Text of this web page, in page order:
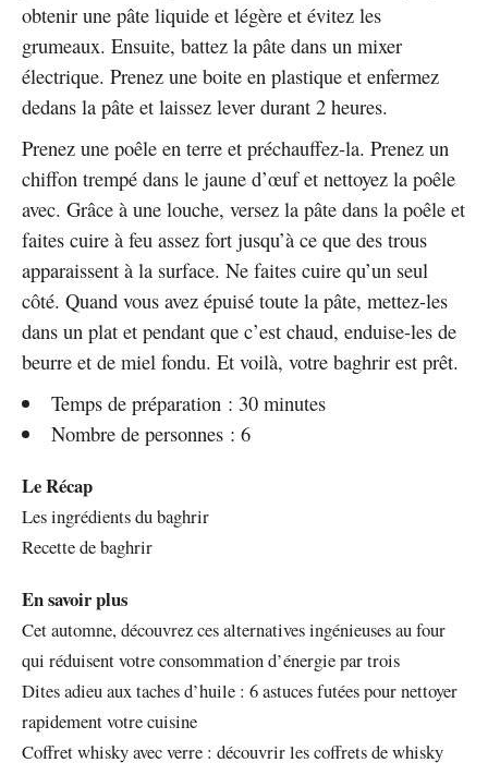
obtenir une pâte liquide et légère et évitez les
grumeaux. Ensuite, battez la pâte dans un mixer
électrique. Prenez une boite en plastique et enfermez
dedans la pâte et laissez lever durant 2 heures.
Prenez une poêle en terre et préchauffez-la. Prenez un
chiffon trempé dans le jaune d’œuf et nettoyez la poêle
avec. Grâce à une louche, versez la pâte dans la poêle et
faites cuire à feu assez fort jusqu’à ce que des trous
apparaissent à la surface. Ne faites cuire qu’un seul
côté. Quand vous avez épuisé toute la pâte, mettez-les
dans un plat et pendant que c’est chaud, enduise-les de
beurre et de miel fondu. Et voilà, votre baghrir est prêt.
Temps de préparation : 30 minutes
Nombre de personnes : 6
Le Récap
Les ingrédients du baghrir
Recette de baghrir
En savoir plus
Cet automne, découvrez ces alternatives ingénieuses au four
qui réduisent votre consommation d’énergie par trois
Dites adieu aux taches d’huile : 6 astuces futées pour nettoyer
rapidement votre cuisine
Coffret whisky avec verre : découvrir les coffrets de whisky